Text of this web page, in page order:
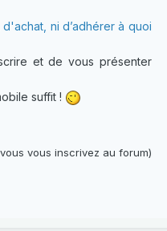
ni d’adhérer à quoi
et de vous présenter
suffit !
vous inscrivez au forum)